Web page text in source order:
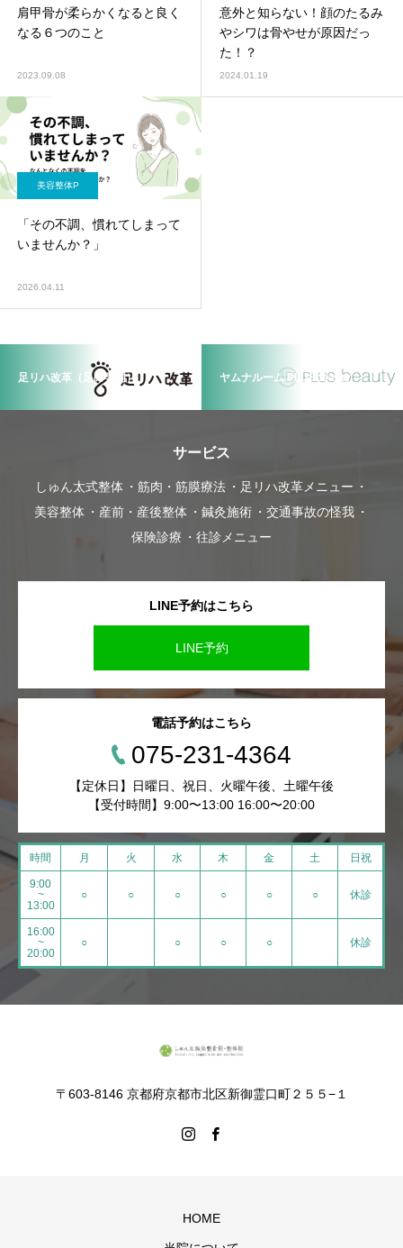
肩甲骨が柔らかくなると良く
なる６つのこと
2023.09.08
意外と知らない！顔のたるみ
やシワは骨やせが原因だっ
た！？
2024.01.19
美容整体P
「その不調、慣れてしまって
いませんか？」
2026.04.11
足リハ改革（足の専門） ヤムナルーム PLUSbeauty
サービス
しゅん太式整体 筋肉・筋膜療法
足リハ改革メニュー
美容整体
産前・産後整体 鍼灸施術
交通事故の怪我
保険診療
往診メニュー
LINE予約はこちら
LINE予約
電話予約はこちら
075-231-4364
【定休日】日曜日、祝日、火曜午後、土曜午後
【受付時間】9:00〜13:00 16:00〜20:00
時間 月 火 水 木 金 土 日祝
9:00
~
13:00
○ ○ ○ ○ ○ ○ 休診
16:00
~
20:00
○ ○ ○ ○ 休診
〒603-8146 京都府京都市北区新御霊口町２５５−１
HOME